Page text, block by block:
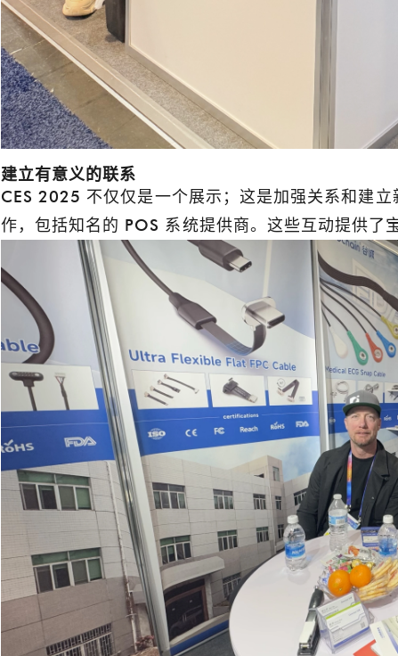
建立有意义的联系
CES 2025 不仅仅是一个展示；这是加强关系和建
作，包括知名的 POS 系统提供商。这些互动提供了